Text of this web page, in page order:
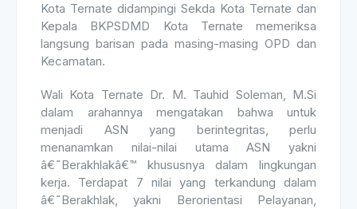
Kota Ternate didampingi Sekda Kota Ternate dan
Kepala BKPSDMD Kota Ternate memeriksa
langsung barisan pada masing-masing OPD dan
Kecamatan.
Wali Kota Ternate Dr. M. Tauhid Soleman, M.Si
dalam arahannya mengatakan bahwa untuk
menjadi ASN yang berintegritas, perlu
menanamkan nilai-nilai utama ASN yakni
â€˜Berakhlakâ€™ khususnya dalam lingkungan
kerja. Terdapat 7 nilai yang terkandung dalam
â€˜Berakhlak, yakni Berorientasi Pelayanan,